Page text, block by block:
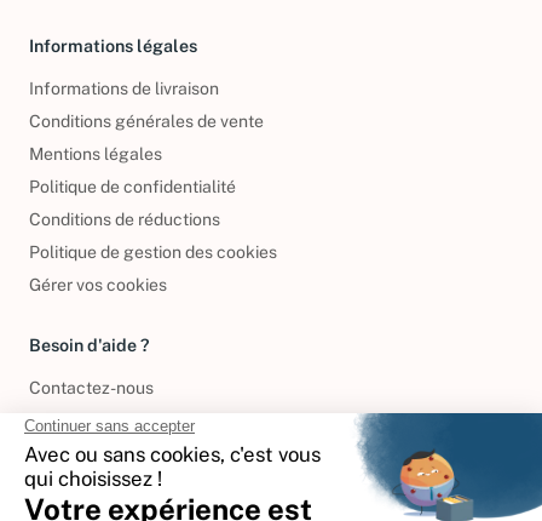
Informations légales
Informations de livraison
Conditions générales de vente
Mentions légales
Politique de confidentialité
Conditions de réductions
Politique de gestion des cookies
Gérer vos cookies
Besoin d'aide ?
Contactez-nous
International